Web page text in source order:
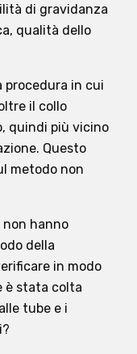
di gravidanza
qualità dello
procedura in cui
il collo
quindi più vicino
Questo
metodo non
hanno
della
in modo
è stata colta
tube e i